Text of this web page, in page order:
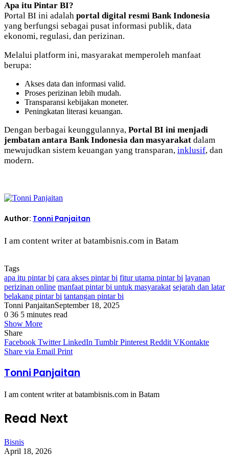
Apa itu Pintar BI?
Portal BI ini adalah portal digital resmi Bank Indonesia
yang berfungsi sebagai pusat informasi publik, data
ekonomi, regulasi, dan perizinan.
Melalui platform ini, masyarakat memperoleh manfaat
berupa:
Akses data dan informasi valid.
Proses perizinan lebih mudah.
Transparansi kebijakan moneter.
Peningkatan literasi keuangan.
Dengan berbagai keunggulannya, Portal BI ini menjadi
jembatan antara Bank Indonesia dan masyarakat dalam
mewujudkan sistem keuangan yang transparan, inklusif, dan
modern.
Author: Tonni Panjaitan
I am content writer at batambisnis.com in Batam
Tags
apa itu pintar bi cara akses pintar bi fitur utama pintar bi layanan
perizinan online manfaat pintar bi untuk masyarakat sejarah dan latar
belakang pintar bi tantangan pintar bi
Tonni PanjaitanSeptember 18, 2025
0 36 5 minutes read
Show More
Share
Facebook Twitter LinkedIn Tumblr Pinterest Reddit VKontakte
Share via Email Print
Tonni Panjaitan
I am content writer at batambisnis.com in Batam
Read Next
Bisnis
April 18, 2026